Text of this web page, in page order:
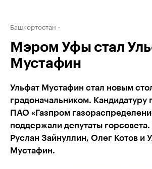
Башкортостан
Мэром Уфы стал
Мустафин
Ульфат Мустафин стал новым
градоначальником. Кандидатуру
ПАО «Газпром
поддержали депутаты
Руслан Зайнуллин, Олег Котов и
Мустафин.